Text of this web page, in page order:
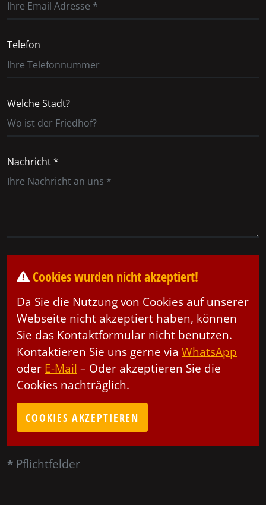
Telefon
Welche Stadt?
Nachricht *
Cookies wurden nicht akzeptiert!
Da Sie die Nutzung von Cookies auf unserer
Webseite nicht akzeptiert haben, können
Sie das Kontaktformular nicht benutzen.
Kontaktieren Sie uns gerne via WhatsApp
oder E-Mail – Oder akzeptieren Sie die
Cookies nachträglich.
COOKIES AKZEPTIEREN
* Pflichtfelder